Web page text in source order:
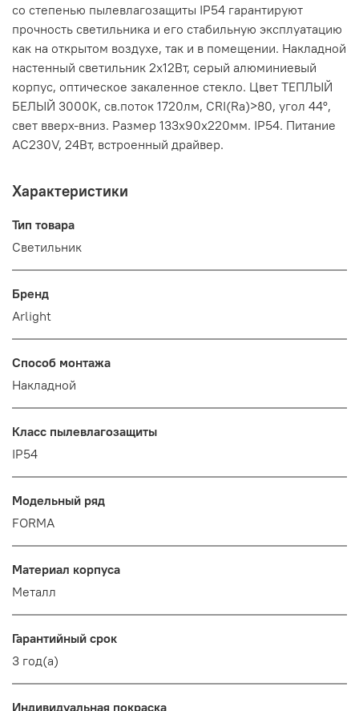
со степенью пылевлагозащиты IP54 гарантируют
прочность светильника и его стабильную эксплуатацию
как на открытом воздухе, так и в помещении. Накладной
настенный светильник 2x12Вт, серый алюминиевый
корпус, оптическое закаленное стекло. Цвет ТЕПЛЫЙ
БЕЛЫЙ 3000K, св.поток 1720лм, CRI(Ra)>80, угол 44°,
свет вверх-вниз. Размер 133x90x220мм. IP54. Питание
AC230V, 24Вт, встроенный драйвер.
Характеристики
Тип товара
Светильник
Бренд
Arlight
Способ монтажа
Накладной
Класс пылевлагозащиты
IP54
Модельный ряд
FORMA
Материал корпуса
Металл
Гарантийный срок
3 год(а)
Индивидуальная покраска